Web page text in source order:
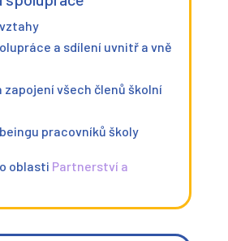
a sdílení uvnitř a vně
zapojení všech členů školní
pracovníků školy
oblasti Partnerství a